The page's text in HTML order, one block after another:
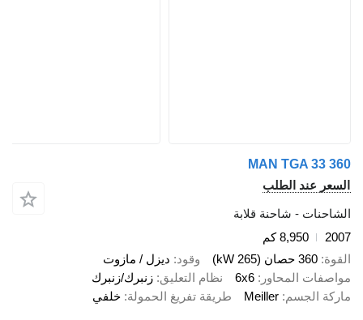
MAN TGA
عند الطلب
- شاحنة قلابة
8,950 كم
360 حصان (265 kW)
وقود
ديزل / مازوت
المحاور
6x6 نظام التعليق زنبرك/زنبرك
الجسم Meiller طريقة تفريغ الحمولة خلفي